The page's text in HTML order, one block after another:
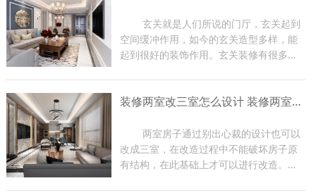
	玄关就是人们所说的门厅，玄关起到
空间缓冲作用，如今的玄关造型多样，能
起到很好的装饰作用。玄关装修有很多风
康，严重时会影响到主人的事业。下面小装修两室改三室怎么设计 装修两室注意事项
	两室房子通过别出心裁的设计也可以
改成三室，在改造过程中不能破坏房子原
有结构，在此基础上才可以进行改造。两